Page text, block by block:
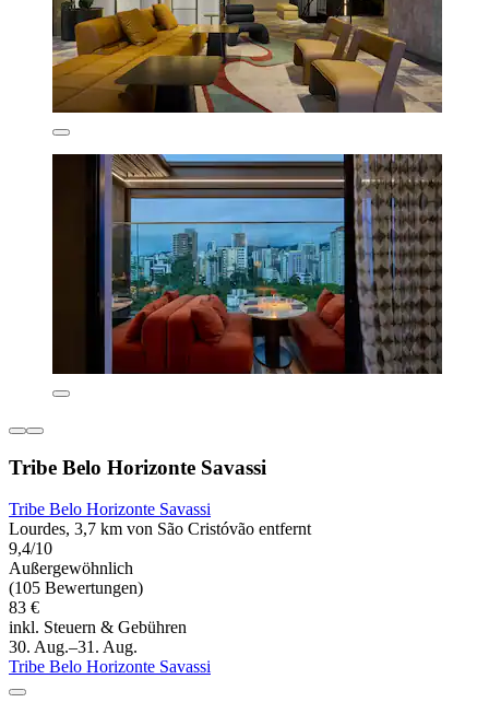
Tribe Belo Horizonte Savassi
Tribe Belo Horizonte Savassi
Lourdes, 3,7 km von São Cristóvão entfernt
9,4/10
Außergewöhnlich
(105 Bewertungen)
83 €
inkl. Steuern & Gebühren
30. Aug.–31. Aug.
Tribe Belo Horizonte Savassi